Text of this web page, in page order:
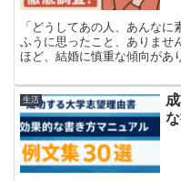
「どうしてあの人、あんな
ふうに思ったこと、ありませ
ほど、結婚に慎重な傾向があ
なんです。 この記事では、頭がいい人が結婚しない理由を、性格や
価値観、ライフスタイルの観
ね。 具体的なエピソードも
に必要かな？」と感じている
生活